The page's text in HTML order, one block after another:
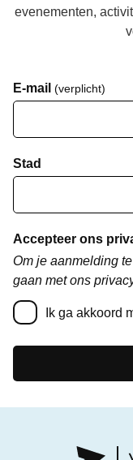
evenementen,
E-mail (verplicht)
Stad
Accepteer ons
Om je aanmelding
gaan met ons
Ik ga akkoord